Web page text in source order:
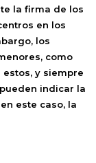
la firma de los
en los
los
como
y siempre
indicar la
este caso, la